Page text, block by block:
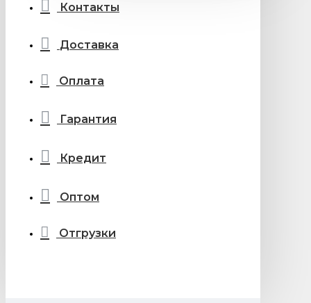
Контакты
Доставка
Оплата
Гарантия
Кредит
Оптом
Отгрузки